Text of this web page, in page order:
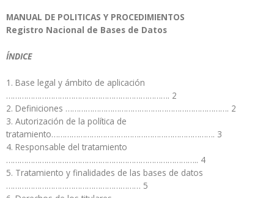
MANUAL DE POLITICAS Y PROCEDIMIENTOS
Registro Nacional de Bases de Datos
ÍNDICE
1. Base legal y ámbito de aplicación
………………………………………………………………. 2
2. Definiciones ………………………………………………………………. 2
3. Autorización de la política de
tratamiento………………………………………………………………. 3
4. Responsable del tratamiento
………………………………………………………………………….. 4
5. Tratamiento y finalidades de las bases de datos
…………………………………………………… 5